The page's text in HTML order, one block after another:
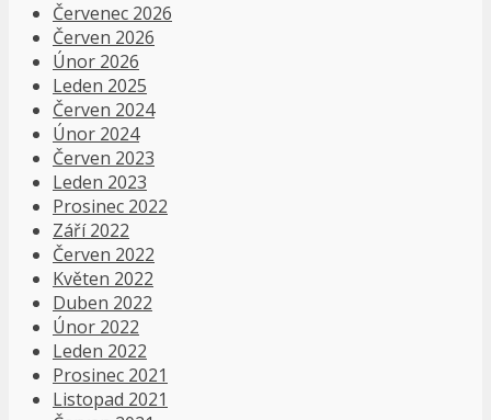
Červenec 2026
Červen 2026
Únor 2026
Leden 2025
Červen 2024
Únor 2024
Červen 2023
Leden 2023
Prosinec 2022
Září 2022
Červen 2022
Květen 2022
Duben 2022
Únor 2022
Leden 2022
Prosinec 2021
Listopad 2021